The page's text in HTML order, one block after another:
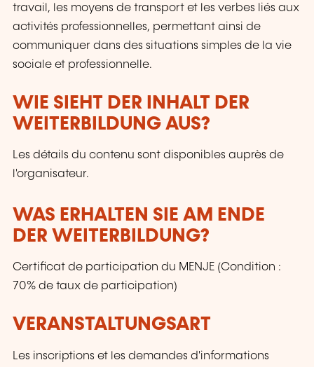
travail, les moyens de transport et les verbes liés aux
activités professionnelles, permettant ainsi de
communiquer dans des situations simples de la vie
sociale et professionnelle.
WIE SIEHT DER INHALT DER
WEITERBILDUNG AUS?
Les détails du contenu sont disponibles auprès de
l'organisateur.
WAS ERHALTEN SIE AM ENDE
DER WEITERBILDUNG?
Certificat de participation du MENJE (Condition :
70% de taux de participation)
VERANSTALTUNGSART
Les inscriptions et les demandes d'informations